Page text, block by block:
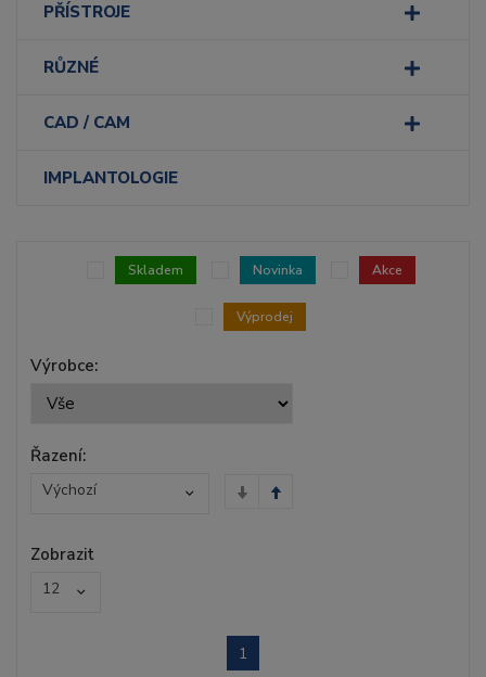
PŘÍSTROJE
RŮZNÉ
CAD / CAM
IMPLANTOLOGIE
Výrobce:
Skladem Novinka Akce
Výprodej
Řazení:
Výchozí
Zobrazit
12
1